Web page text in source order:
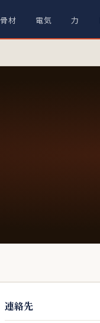
骨材 電気 力
連絡先